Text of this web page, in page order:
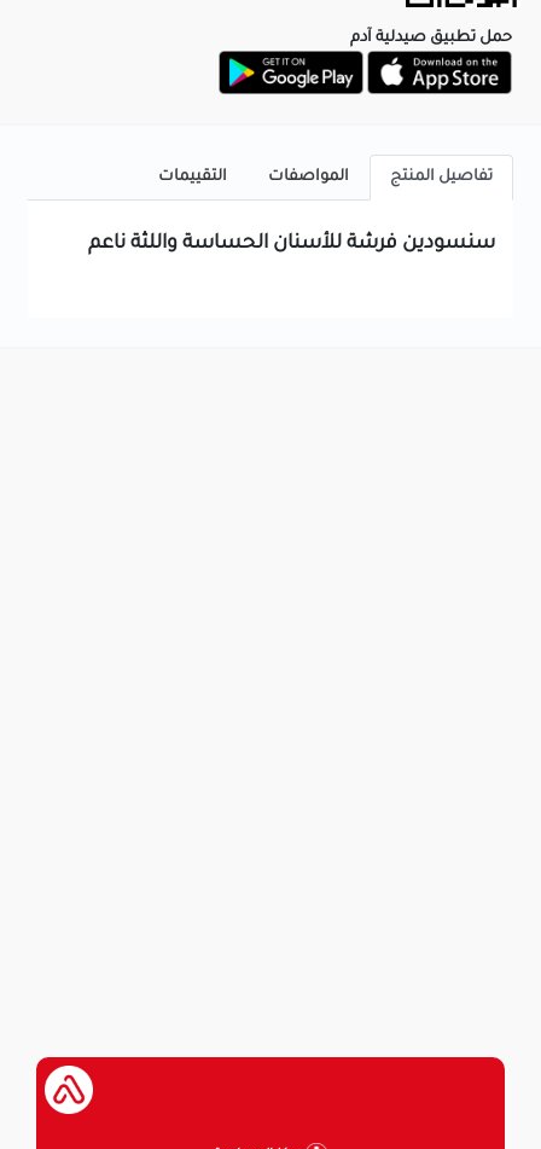
حمل تطبيق صيدلية آدم
تفاصيل المنتج المواصفات التقييمات
سنسودين فرشة للأسنان الحساسة واللثة ناعم